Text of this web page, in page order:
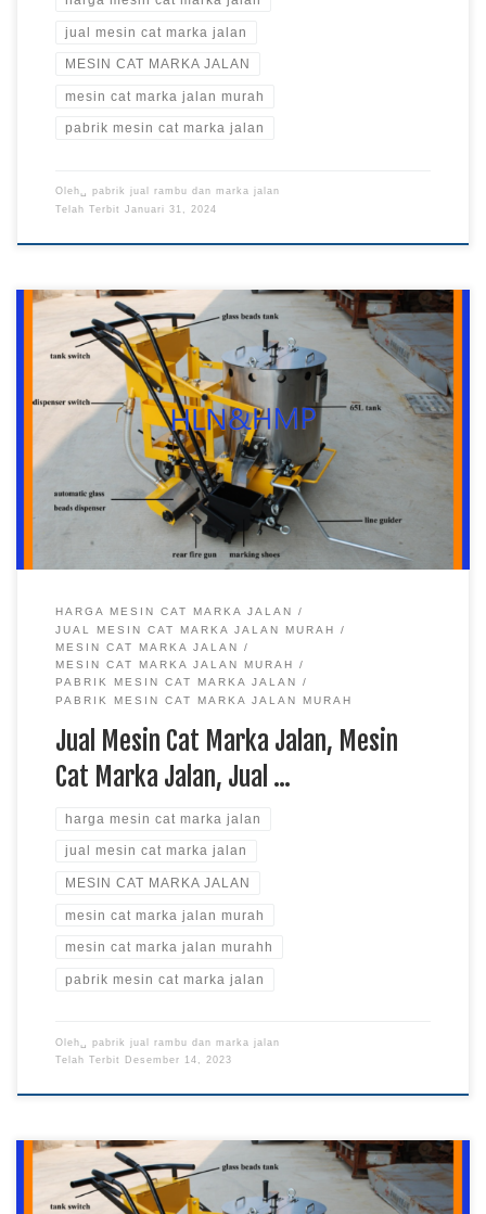
jual mesin cat marka jalan
MESIN CAT MARKA JALAN
mesin cat marka jalan murah
pabrik mesin cat marka jalan
Oleh␣ pabrik jual rambu dan marka jalan
Telah Terbit Januari 31, 2024
Jual Mesin Cat Marka Jalan, Mesin Cat Marka Jalan, Jual
Mesin Marka Jalan, Jual Mesin Cat Marka, Mesin Cat Marka
Jalan Murah, Mesin Cat Marka, Pabrik Jual Mesin Cat Marka
Harga Mesin Cat Marka Jalan Termurah di Jabodetabek
Pabrik Rambu – Mesin cat marka jalan menjadi salah satu
peralatan pendukung […]
HARGA MESIN CAT MARKA JALAN
JUAL MESIN CAT MARKA JALAN MURAH
MESIN CAT MARKA JALAN
MESIN CAT MARKA JALAN MURAH
PABRIK MESIN CAT MARKA JALAN
PABRIK MESIN CAT MARKA JALAN MURAH
Jual Mesin Cat Marka Jalan, Mesin
Cat Marka Jalan, Jual …
harga mesin cat marka jalan
jual mesin cat marka jalan
MESIN CAT MARKA JALAN
mesin cat marka jalan murah
mesin cat marka jalan murahh
pabrik mesin cat marka jalan
Oleh␣ pabrik jual rambu dan marka jalan
Telah Terbit
Desember 14, 2023